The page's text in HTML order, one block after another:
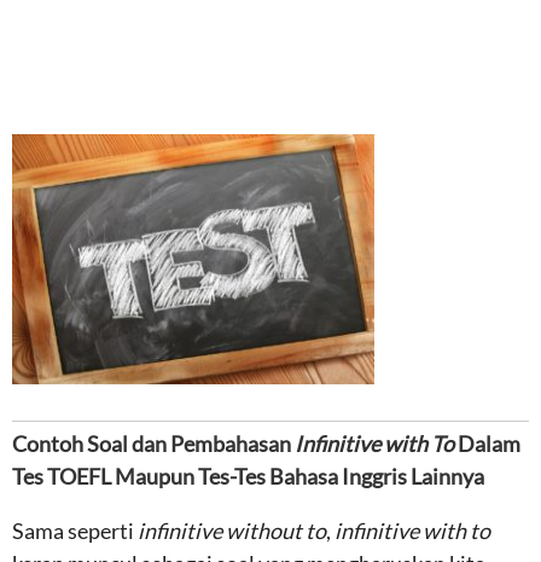
Contoh Soal dan Pembahasan Infinitive with ToDalam
Tes TOEFL Maupun Tes-Tes Bahasa Inggris Lainnya
Sama seperti infinitive without to, infinitive with to